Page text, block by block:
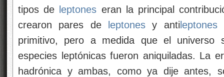
tipos de leptones eran la principal
crearon pares de
leptones y anti leptones
primitivo, pero a medida que el
especies leptónicas fueron aniquiladas. La
hadrónica y ambas, como ya dije antes,